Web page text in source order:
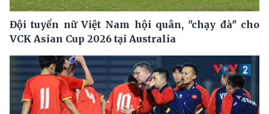
Đội tuyển nữ Việt Nam hội quân, "chạy đà" cho
VCK Asian Cup 2026 tại Australia